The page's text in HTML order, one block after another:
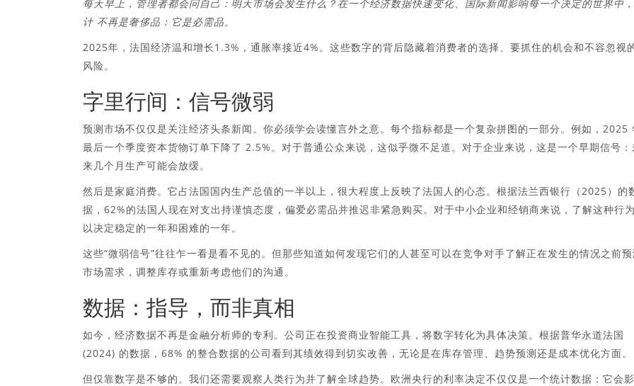
每天早上，管理者都会问自己：明天市场会发生什么？在一个经济数据快速变化、国际新闻影响每一个决定的世界中
计 不再是奢侈品：它是必需品。
2025年，法国经济温和增长1.3%，通胀率接近4%。这些数字的背后隐藏着消费者的选择、要抓住的机会和不容忽视
风险。
字里行间：信号微弱
预测市场不仅仅是关注经济头条新闻。你必须学会​​读懂言外之意。每个指标都是一个复杂拼图的一部分。例如，2025
最后一个季度资本货物订单下降了 2.5%。对于普通公众来说，这似乎微不足道。对于企业来说，这是一个早期信号：
来几个月生产可能会放缓。
然后是家庭消费。它占法国国内生产总值的一半以上，很大程度上反映了法国人的心态。根据法兰西银行（2025）的
据，62%的法国人现在对支出持谨慎态度，偏爱必需品并推迟非紧急购买。对于中小企业和经销商来说，了解这种行
以决定稳定的一年和困难的一年。
这些“微弱信号”往往乍一看是看不见的。但那些知道如何发现它们的人甚至可以在竞争对手了解正在发生的情况之前预
市场需求，调整库存或重新考虑他们的沟通。
数据：指导，而非真相
如今，经济数据不再是金融分析师的专利。公司正在投资商业智能工具，将数字转化为具体决策。根据普华永道法国
(2024) 的数据，68% 的整合数据的公司看到其绩效得到切实改善，无论是在库存管理、趋势预测还是成本优化方面。
但仅靠数字是不够的。我们还需要观察人类行为并了解全球趋势。欧洲央行的利率决定不仅仅是一个统计数据：它会